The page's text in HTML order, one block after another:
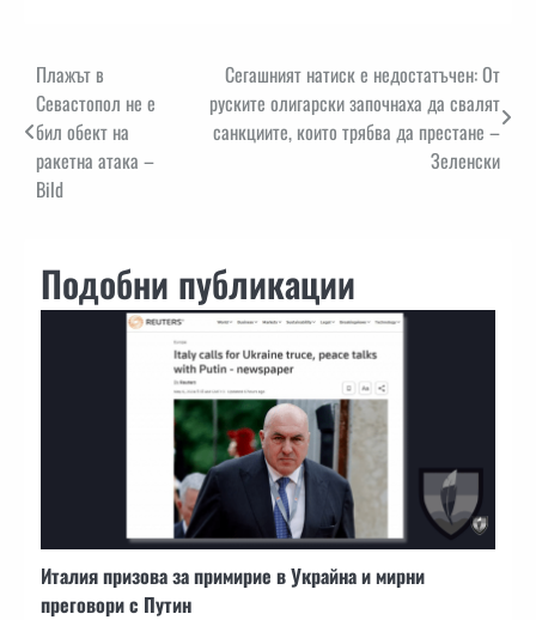
Навигация
Плажът в
Севастопол не е
бил обект на
ракетна атака –
Bild
Сегашният натиск е недостатъчен: От
руските олигарски започнаха да свалят
санкциите, които трябва да престане –
Зеленски
Подобни публикации
Италия призова за примирие в Украйна и мирни
преговори с Путин